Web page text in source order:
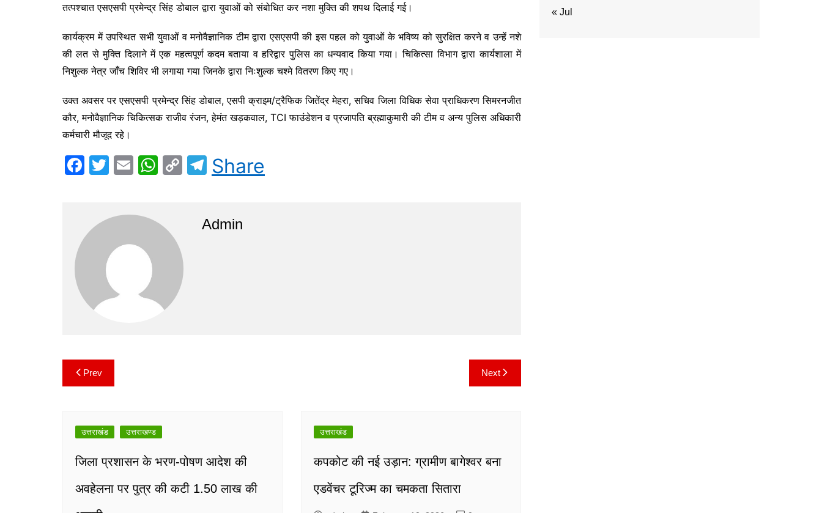
तत्पश्चात एसएसपी प्रमेन्द्र सिंह डोबाल द्वारा युवाओं को संबोधित कर नशा मुक्ति की शपथ दिलाई गई।
कार्यक्रम में उपस्थित सभी युवाओं व मनोवैज्ञानिक टीम द्वारा एसएसपी की इस पहल को युवाओं के भविष्य को सुरक्षित करने व उन्हें नशे
की लत से मुक्ति दिलाने में एक महत्वपूर्ण कदम बताया व हरिद्वार पुलिस का धन्यवाद किया गया। चिकित्सा विभाग द्वारा कार्यशाला में
निशुल्क नेत्र जाँच शिविर भी लगाया गया जिनके द्वारा निःशुल्क चश्मे वितरण किए गए।
उक्त अवसर पर एसएसपी प्रमेन्द्र सिंह डोबाल, एसपी क्राइम/ट्रैफिक जितेंद्र मेहरा, सचिव जिला विधिक सेवा प्राधिकरण सिमरनजीत
कौर, मनोवैज्ञानिक चिकित्सक राजीव रंजन, हेमंत खड़कवाल, TCI फाउंडेशन व प्रजापति ब्रह्माकुमारी की टीम व अन्य पुलिस अधिकारी
कर्मचारी मौजूद रहे।
F
e
b
k
T
er
E
l
W
s
C
n
k
T
el
gr
Share
Admin
Post
navigation
Prev Next
उत्तराखंड उत्तराखण्ड
जिला प्रशासन के भरण-पोषण आदेश की
अवहेलना पर पुत्र की कटी 1.50 लाख की
उत्तराखंड
कपकोट की नई उड़ान: ग्रामीण बागेश्वर बना
एडवेंचर टूरिज्म का चमकता सितारा
« Jul